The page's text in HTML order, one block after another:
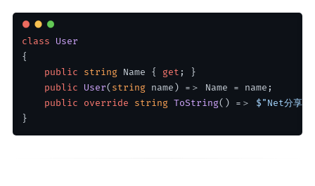
class
User
{
public
string Name { get ; }
public
User( string name ) =＞ Name = name;
public
override string ToString() =＞ $"Net分享:
}